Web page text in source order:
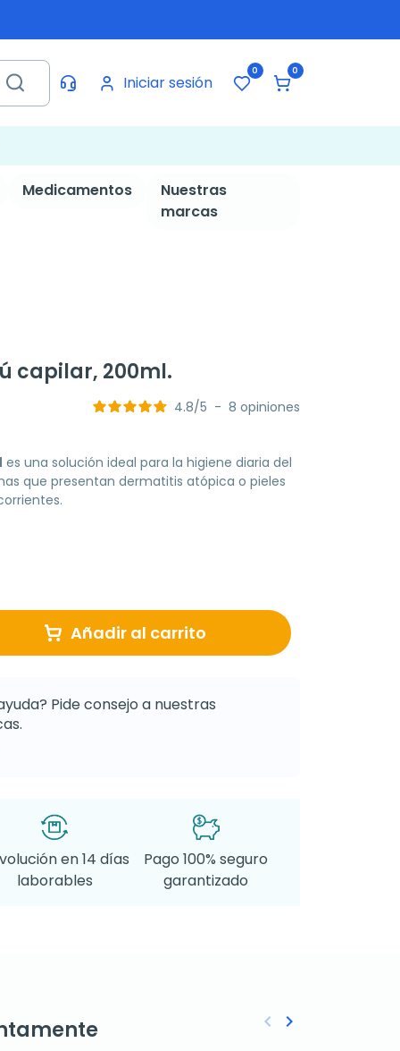
Iniciar sesión
0 0
Medicamentos
Nuestras
marcas
capilar, 200ml.
4.8/5 - 8 opiniones
es una solución ideal para la higiene diaria del
que presentan dermatitis atópica o pieles
Añadir al carrito
Pide consejo a nuestras
en 14 días
laborables
Pago 100% seguro
garantizado
Anterior
keyboard_arrow_left Siguiente
keyboard_arrow_right